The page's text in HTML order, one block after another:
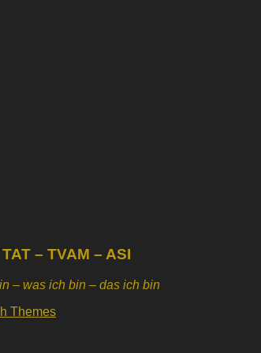
TAT – TVAM – ASI
– was ich bin – das ich bin
Themes